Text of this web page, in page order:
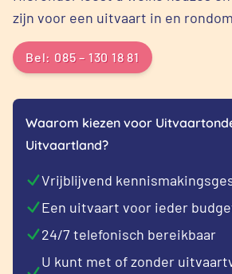
zijn voor een uitvaart in en
Bel: 085 – 130 18 81
Waarom kiezen voor
Uitvaartland?
Vrijblijvend
Een uitvaart voor ieder
24/7 telefonisch bereikbaar
U kunt met of zonder